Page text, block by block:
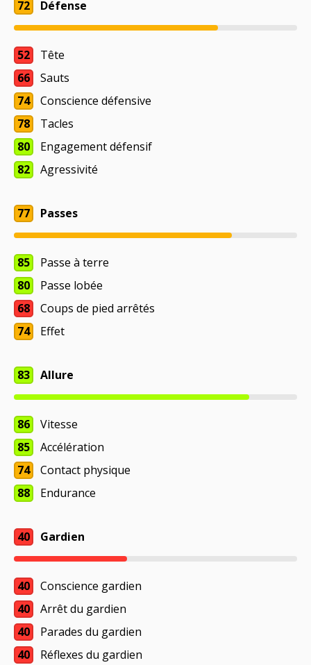
72 Défense
52
Tête
66
Sauts
74
Conscience défensive
78
Tacles
80
Engagement défensif
82
Agressivité
77 Passes
85
Passe à terre
80
Passe lobée
68
Coups de pied arrêtés
74
Effet
83 Allure
86
Vitesse
85
Accélération
74
Contact physique
88
Endurance
40 Gardien
40
Conscience gardien
40
Arrêt du gardien
40
Parades du gardien
40
Réflexes du gardien